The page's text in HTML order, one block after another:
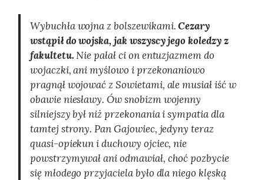
Wybuchła wojna z bolszewikami.Cezary
wstąpił do wojska, jak wszyscy jego koledzy z
fakultetu.Nie pałał ci on entuzjazmem do
wojaczki, ani myślowo i przekonaniowo
pragnął wojować z Sowietami, ale musiał iść w
obawie niesławy. Ów snobizm wojenny
silniejszy był niż przekonania i sympatia dla
tamtej strony. Pan Gajowiec, jedyny teraz
quasi-opiekun i duchowy ojciec, nie
powstrzymywał ani odmawiał, choć pozbycie
się młodego przyjaciela było dla niego klęską